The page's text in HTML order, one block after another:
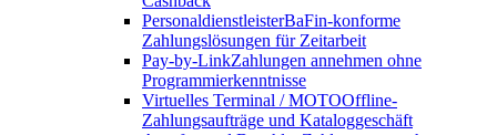
PersonaldienstleisterBaFin-konforme
Zahlungslösungen für Zeitarbeit
Pay-by-LinkZahlungen annehmen ohne
Programmierkenntnisse
Virtuelles Terminal / MOTOOffline-
Zahlungsaufträge und Kataloggeschäft